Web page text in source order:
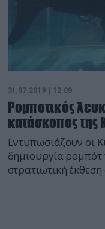
31.07.2019 | 12:09
Ρομποτικός
κατάσκοπος της
Εντυπωσιάζουν οι
δημιουργία
στρατιωτική